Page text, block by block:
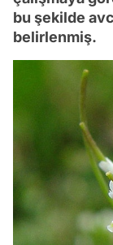
bu şekilde
belirlenmiş.